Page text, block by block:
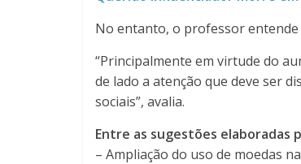
No entanto, o professor
“Principalmente em virtude do
de lado a atenção que deve ser
sociais”, avalia.
Entre as sugestões elaboradas
– Ampliação do uso de moedas